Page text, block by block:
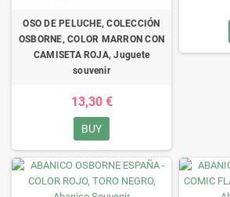
OSO DE PELUCHE, COLECCIÓN
OSBORNE, COLOR MARRON CON
CAMISETA ROJA, Juguete
souvenir
13,30 €
BUY